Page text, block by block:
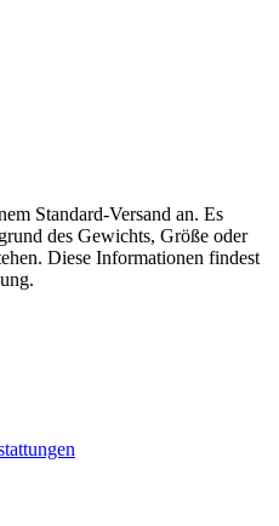
Standard-Versand an. Es
des Gewichts, Größe oder
Diese Informationen findest